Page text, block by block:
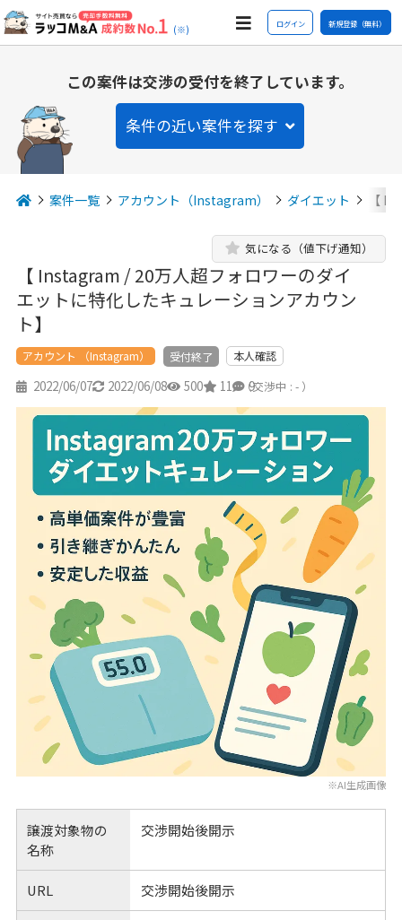
(※) ログイン 新規登録（無料）
この案件は交渉の受付を終了しています。
条件の近い案件を探す
案件一覧 アカウント（Instagram） ダイエット 【
【 Instagram / 20万人超フォロワーのダイ
エットに特化したキュレーションアカウン
ト】
気になる（値下げ通知）
アカウント （Instagram） 受付終了 本人確認
2022/06/07 2022/06/08 500 11 9
（交渉中 : - ）
※AI生成画像
譲渡対象物の
名称
交渉開始後開示
URL 交渉開始後開示